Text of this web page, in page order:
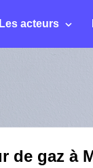
Les acteurs